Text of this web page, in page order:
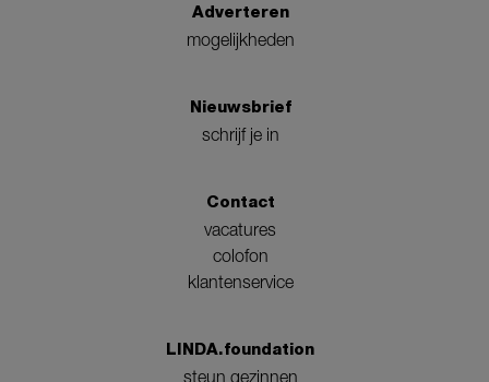
Adverteren
mogelijkheden
Nieuwsbrief
schrijf je in
Contact
vacatures
colofon
klantenservice
LINDA.foundation
steun gezinnen